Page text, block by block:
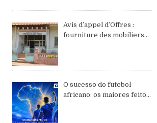
Avis d’appel d’Offres :
fourniture des mobiliers
O sucesso do futebol
africano: os maiores feitos